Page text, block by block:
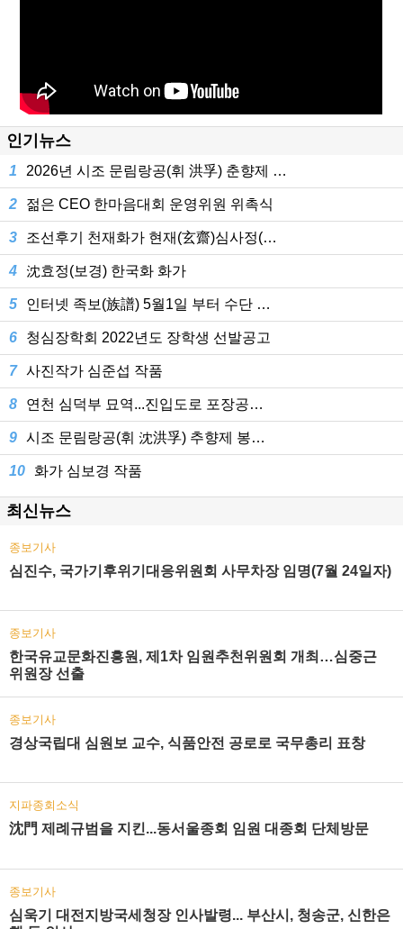
인기뉴스
1 2026년 시조 문림랑공(휘 洪孚) 춘향제 …
2 젊은 CEO 한마음대회 운영위원 위촉식
3 조선후기 천재화가 현재(玄齋)심사정(…
4 沈효정(보경) 한국화 화가
5 인터넷 족보(族譜) 5월1일 부터 수단 …
6 청심장학회 2022년도 장학생 선발공고
7 사진작가 심준섭 작품
8 연천 심덕부 묘역...진입도로 포장공…
9 시조 문림랑공(휘 沈洪孚) 추향제 봉…
10 화가 심보경 작품
최신뉴스
종보기사
심진수, 국가기후위기대응위원회 사무차장 임명(7월 24일자)
종보기사
한국유교문화진흥원, 제1차 임원추천위원회 개최…심중근
위원장 선출
종보기사
경상국립대 심원보 교수, 식품안전 공로로 국무총리 표창
지파종회소식
沈門 제례규범을 지킨...동서울종회 임원 대종회 단체방문
종보기사
심욱기 대전지방국세청장 인사발령... 부산시, 청송군, 신한은